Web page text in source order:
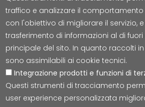
traffico e analizzare il comportamento
con l'obiettivo di migliorare il servizio,
trasferimento di informazioni al di
principale del sito. In quanto raccolti
sono assimilabili ai cookie tecnici.
Integrazione prodotti e funzioni di
Questi strumenti di tracciamento
user experience personalizzata
Capitale Sociale i.v. ad oggi €
P.IVA/CF 02770891204
Accessibilità Cookie Privacy